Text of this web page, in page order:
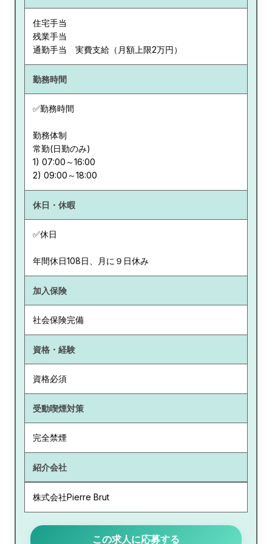
住宅手当
残業手当
通勤手当 実費支給（月額上限2万円）
勤務時間
✅勤務時間
勤務体制
常勤(日勤のみ)
1) 07:00～16:00
休日・休暇
✅休日
年間休日108日、月に９日休み
加入保険
社会保険完備
資格・経験
資格必須
受動喫煙対策
完全禁煙
紹介会社
株式会社Pierre Brut
この求人に応募する